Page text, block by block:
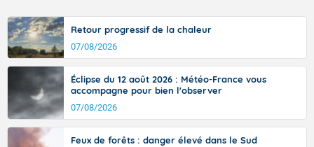
Retour progressif de la chaleur
07/08/2026
Éclipse du 12 août 2026 : Météo-France vous
accompagne pour bien l'observer
07/08/2026
Feux de forêts : danger élevé dans le Sud